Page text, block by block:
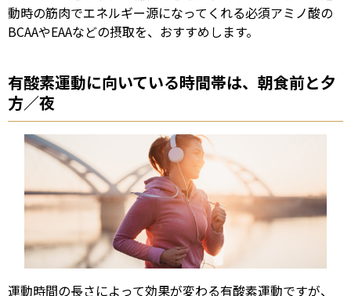
動時の筋肉でエネルギー源になってくれる必須アミノ酸の
BCAAやEAAなどの摂取を、おすすめします。
有酸素運動に向いている時間帯は、朝食前と夕
方／夜
運動時間の長さによって効果が変わる有酸素運動ですが、